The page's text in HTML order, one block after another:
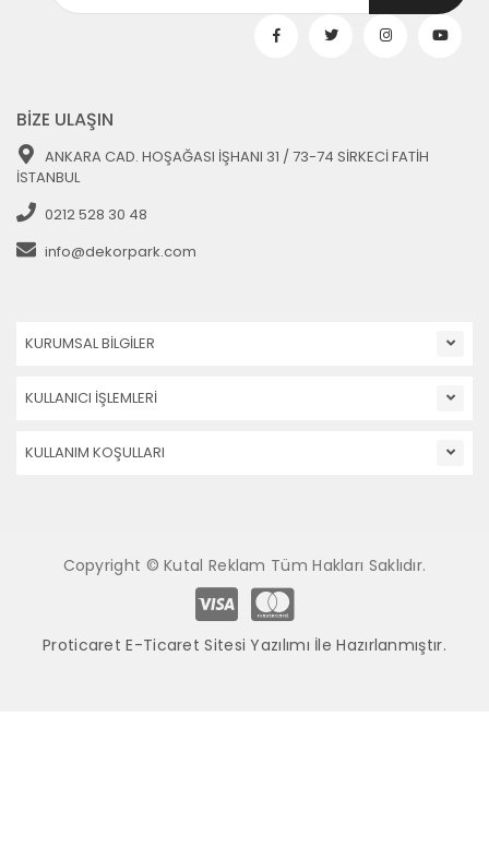
BİZE ULAŞIN
ANKARA CAD. HOŞAĞASI İŞHANI 31 / 73-74 SİRKECİ FATİH
İSTANBUL
0212 528 30 48
info@dekorpark.com
KURUMSAL BİLGİLER
KULLANICI İŞLEMLERİ
KULLANIM KOŞULLARI
Copyright © Kutal Reklam Tüm Hakları Saklıdır.
Proticaret E-Ticaret Sitesi Yazılımı İle Hazırlanmıştır.